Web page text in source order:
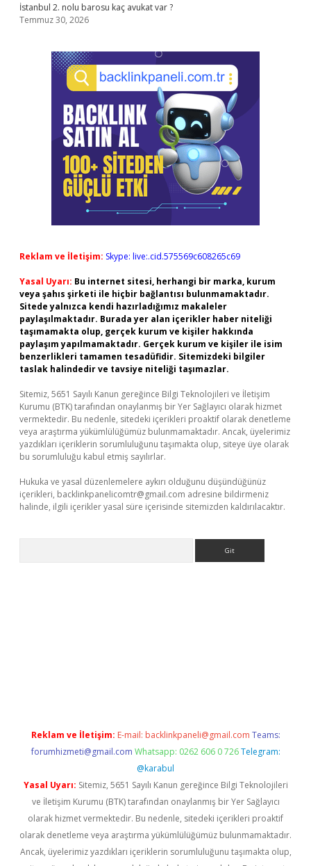
İstanbul 2. nolu barosu kaç avukat var ?
Temmuz 30, 2026
Reklam ve İletişim: Skype: live:.cid.575569c608265c69
Yasal Uyarı: Bu internet sitesi, herhangi bir marka, kurum
veya şahıs şirketi ile hiçbir bağlantısı bulunmamaktadır.
Sitede yalnızca kendi hazırladığımız makaleler
paylaşılmaktadır. Burada yer alan içerikler haber niteliği
taşımamakta olup, gerçek kurum ve kişiler hakkında
paylaşım yapılmamaktadır. Gerçek kurum ve kişiler ile isim
benzerlikleri tamamen tesadüfidir. Sitemizdeki bilgiler
taslak halindedir ve tavsiye niteliği taşımazlar.
Sitemiz, 5651 Sayılı Kanun gereğince Bilgi Teknolojileri ve İletişim
Kurumu (BTK) tarafından onaylanmış bir Yer Sağlayıcı olarak hizmet
vermektedir. Bu nedenle, sitedeki içerikleri proaktif olarak denetleme
veya araştırma yükümlülüğümüz bulunmamaktadır. Ancak, üyelerimiz
yazdıkları içeriklerin sorumluluğunu taşımakta olup, siteye üye olarak
bu sorumluluğu kabul etmiş sayılırlar.
Hukuka ve yasal düzenlemelere aykırı olduğunu düşündüğünüz
içerikleri, backlinkpanelicomtr@gmail.com adresine bildirmeniz
halinde, ilgili içerikler yasal süre içerisinde sitemizden kaldırılacaktır.
Reklam ve İletişim: E-mail: backlinkpaneli@gmail.com Teams:
forumhizmeti@gmail.com Whatsapp: 0262 606 0 726 Telegram:
@karabul
Yasal Uyarı: Sitemiz, 5651 Sayılı Kanun gereğince Bilgi Teknolojileri
ve İletişim Kurumu (BTK) tarafından onaylanmış bir Yer Sağlayıcı
olarak hizmet vermektedir. Bu nedenle, sitedeki içerikleri proaktif
olarak denetleme veya araştırma yükümlülüğümüz bulunmamaktadır.
Ancak, üyelerimiz yazdıkları içeriklerin sorumluluğunu taşımakta olup,